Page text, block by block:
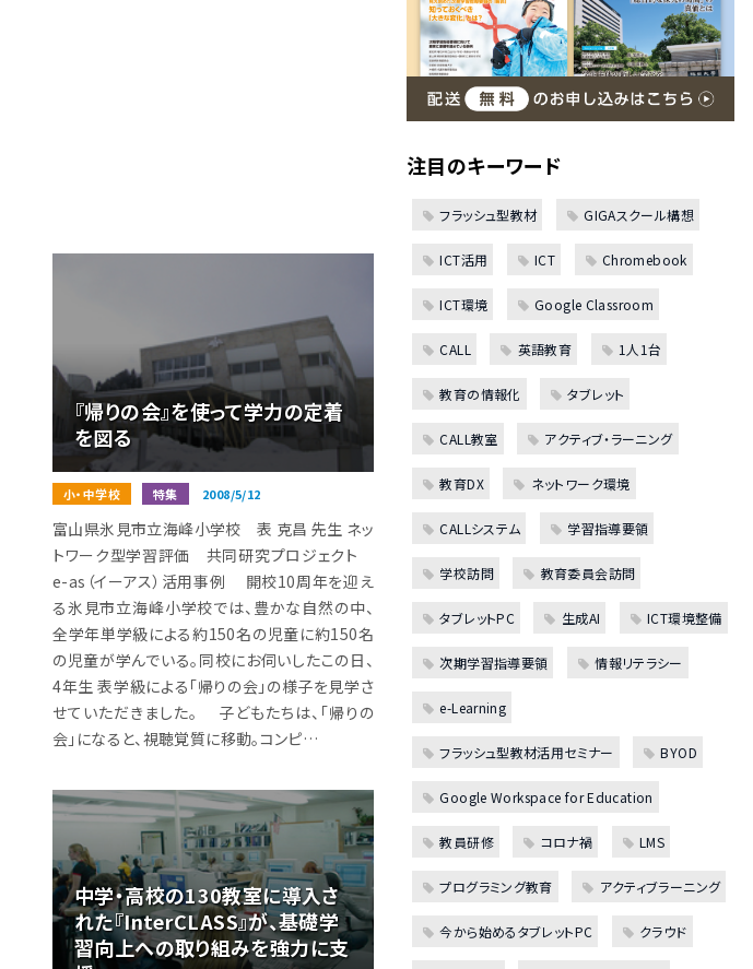
『帰りの会』を使って学力の定着
を図る
小・中学校 特集 2008/5/12
富山県氷見市立海峰小学校 表 克昌 先生 ネッ
トワーク型学習評価 共同研究プロジェクト
e-as（イーアス）活用事例 開校10周年を迎え
る氷見市立海峰小学校では、豊かな自然の中、
全学年単学級による約150名の児童に約150名
の児童が学んでいる。同校にお伺いしたこの日、
4年生 表学級による「帰りの会」の様子を見学さ
せていただきました。 子どもたちは、「帰りの
会」になると、視聴覚質に移動。コンピ…
中学・高校の130教室に導入さ
れた『InterCLASS』が、基礎学
習向上への取り組みを強力に支
注目のキーワード
フラッシュ型教材 GIGAスクール構想
ICT活用 ICT Chromebook
ICT環境 Google Classroom
CALL 英語教育 1人1台
教育の情報化 タブレット
CALL教室 アクティブ・ラーニング
教育DX ネットワーク環境
CALLシステム 学習指導要領
学校訪問 教育委員会訪問
タブレットPC 生成AI ICT環境整備
次期学習指導要領 情報リテラシー
e-Learning
フラッシュ型教材活用セミナー BYOD
Google Workspace for Education
教員研修 コロナ禍 LMS
プログラミング教育 アクティブラーニング
今から始めるタブレットPC クラウド